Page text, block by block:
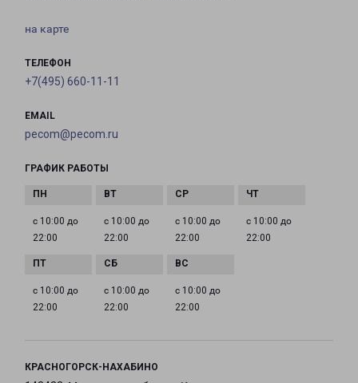
на карте
ТЕЛЕФОН
+7(495) 660-11-11
EMAIL
pecom@pecom.ru
ГРАФИК РАБОТЫ
с 10:00 до
22:00
с 10:00 до
22:00
с 10:00 до
22:00
с 10:00 до
22:00
с 10:00 до
22:00
с 10:00 до
22:00
с 10:00 до
22:00
КРАСНОГОРСК-НАХАБИНО